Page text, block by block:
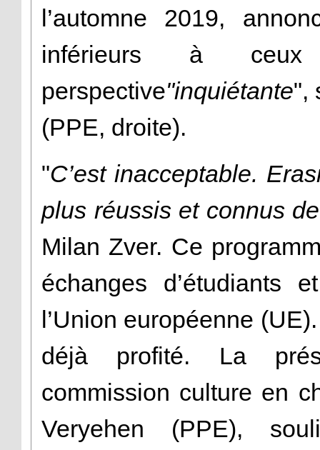
l’automne 2019,
inférieurs à
perspective"inquiétante",
(PPE, droite).
"C’est inacceptable.
plus réussis et connus
Milan Zver. Ce
échanges d’étudiants
l’Union européenne
déjà profité. La
commission culture en
Veryehen (PPE),